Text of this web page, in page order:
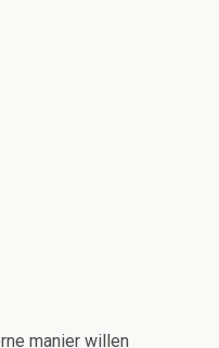
manier willen